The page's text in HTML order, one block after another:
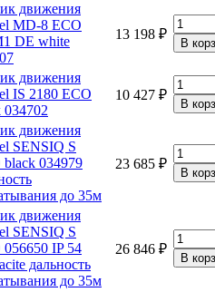
движения
MD-8 ECO
DE white
13 198 ₽
движения
IS 2180 ECO
034702
10 427 ₽
движения
SENSIQ S
034979
до 35м
23 685 ₽
движения
SENSIQ S
IP 54
дальность
до 35м
26 846 ₽